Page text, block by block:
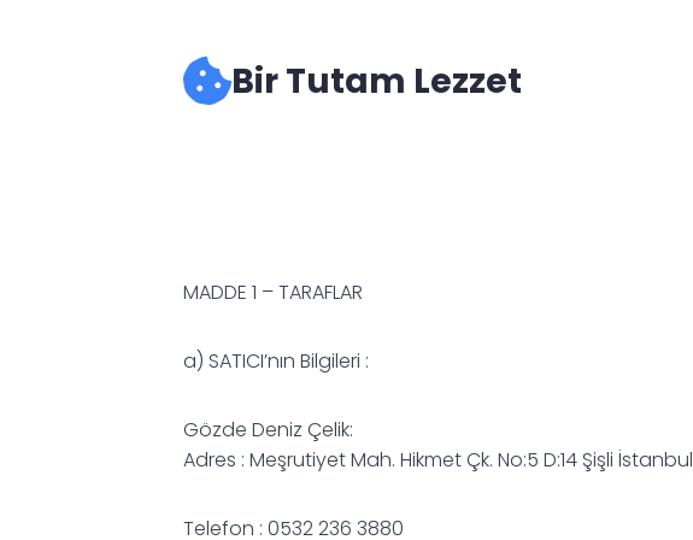
Bir Tutam Lezzet
MADDE 1 – TARAFLAR
a) SATICI’nın Bilgileri :
Gözde Deniz Çelik:
Adres : Meşrutiyet Mah. Hikmet Çk. No:5 D:14 Şişli İstanbul
Telefon : 0532 236 3880